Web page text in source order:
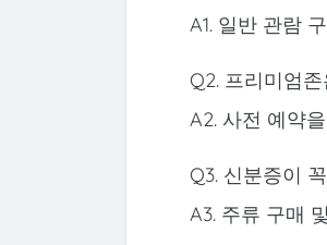
A1. 일반 관람
Q2. 프리미엄
A2. 사전 예약
Q3. 신분증이
A3. 주류 구매